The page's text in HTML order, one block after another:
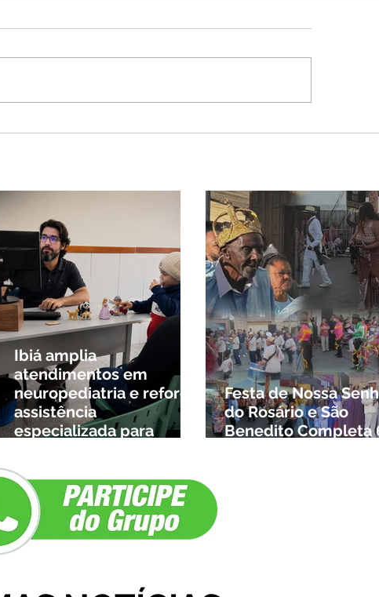
provocar rajadas de vento
Ibiá amplia
atendimentos em
neuropediatria e reforça
assistência
especializada para
região
Festa de Nossa
do Rosário e São
Benedito Completa